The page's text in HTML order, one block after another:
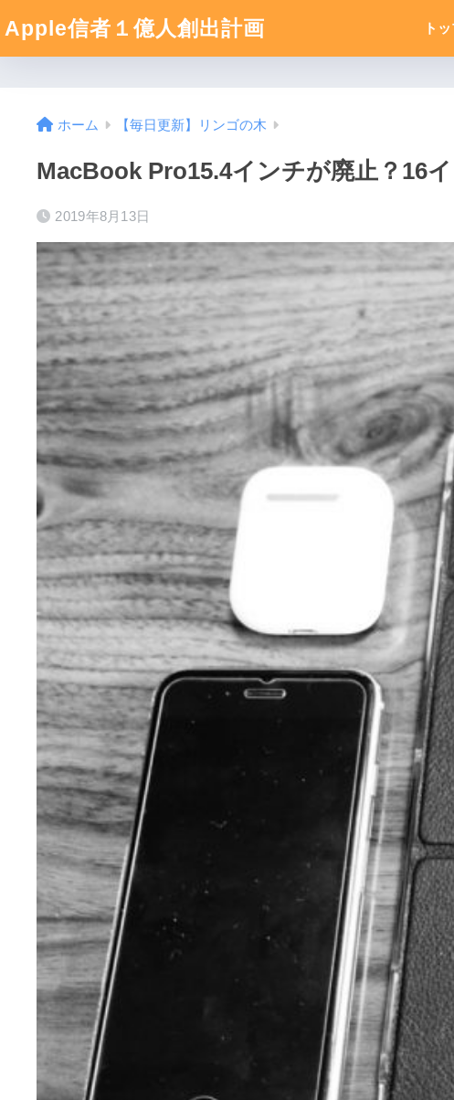
Apple信者１億人創出計画 ト
ホーム 【毎日更新】リンゴの木
MacBook Pro15.4インチが廃止？16
2019年8月13日